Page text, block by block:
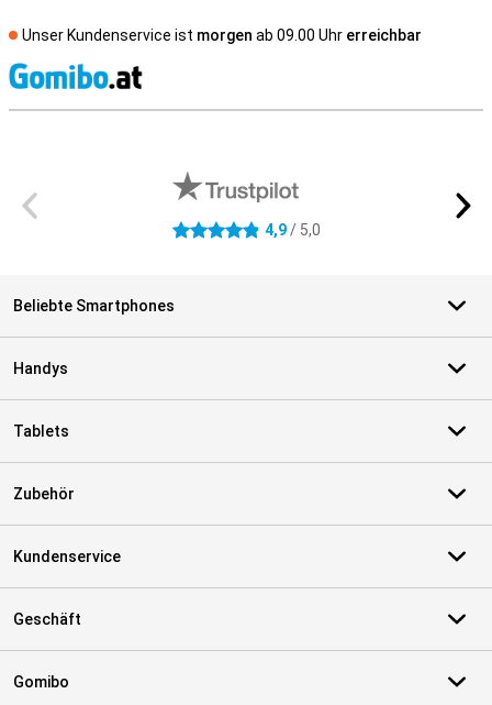
Unser Kundenservice ist morgen ab 09.00 Uhr erreichbar
4.9 Sterne 4,9/ 5,0
Beliebte Smartphones
Handys
Tablets
Zubehör
Kundenservice
Geschäft
Gomibo